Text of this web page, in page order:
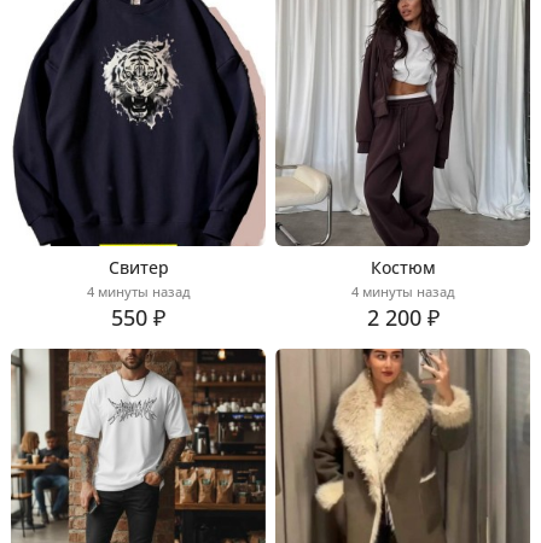
Свитер
4 минуты назад
550 ₽
Костюм
4 минуты назад
2 200 ₽